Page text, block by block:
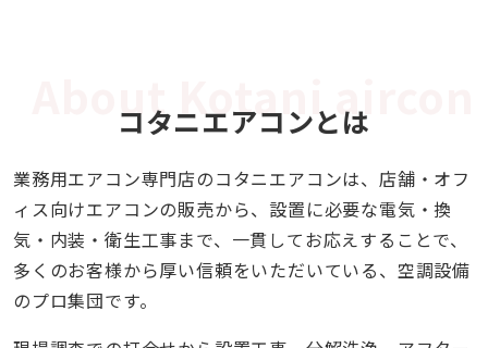
コタニエアコンとは
業務用エアコン専門店のコタニエアコンは、店舗・オフ
ィス向けエアコンの販売から、設置に必要な電気・換
気・内装・衛生工事まで、一貫してお応えすることで、
多くのお客様から厚い信頼をいただいている、空調設備
のプロ集団です。